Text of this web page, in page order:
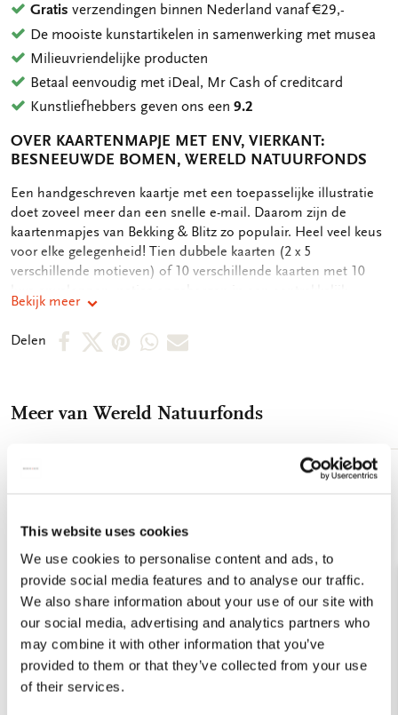
This website uses cookies
We use cookies to personalise content and ads, to
provide social media features and to analyse our traffic.
We also share information about your use of our site with
our social media, advertising and analytics partners who
may combine it with other information that you’ve
provided to them or that they’ve collected from your use
of their services.
Gratis verzendingen binnen Nederland vanaf €29,-
De mooiste kunstartikelen in samenwerking met musea
Milieuvriendelijke producten
Betaal eenvoudig met iDeal, Mr Cash of creditcard
Kunstliefhebbers geven ons een9.2
OVER KAARTENMAPJE MET ENV, VIERKANT:
BESNEEUWDE BOMEN, WERELD NATUURFONDS
OMSCHRIJVING
Een handgeschreven kaartje met een toepasselijke illustratie
doet zoveel meer dan een snelle e-mail. Daarom zijn de
kaartenmapjes van Bekking & Blitz zo populair. Heel veel keus
voor elke gelegenheid! Tien dubbele kaarten (2 x 5
verschillende motieven) of 10 verschillende kaarten met 10
kaartenmapje. Op de achterkant van het mapje staan de
verschillende motieven afgebeeld. Zo vindt u snel de kaart die
u nodig heeft. De binnenkant van de dubbele kaarten zijn
enveloppen - 2 x 5 motieven - 240 grms off white papier -
Bekijk meer
Delen
DeelDeelDeelDeelDeel
mail
Meer van Wereld Natuurfonds